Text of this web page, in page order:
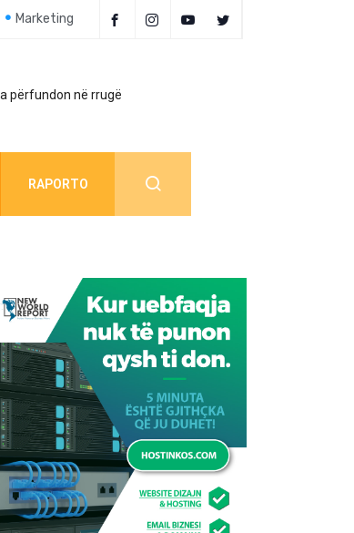
Marketing
përfundon në rrugë
RAPORTO